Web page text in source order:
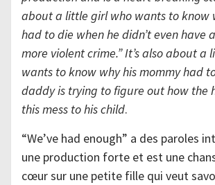
about a little girl who wants to know
had to die when he didn’t even have
more violent crime.” It’s also about a
wants to know why his mommy had
daddy is trying to figure out how the
this mess to his child.
“We’ve had enough” a des paroles
une production forte et est une
cœur sur une petite fille qui veut